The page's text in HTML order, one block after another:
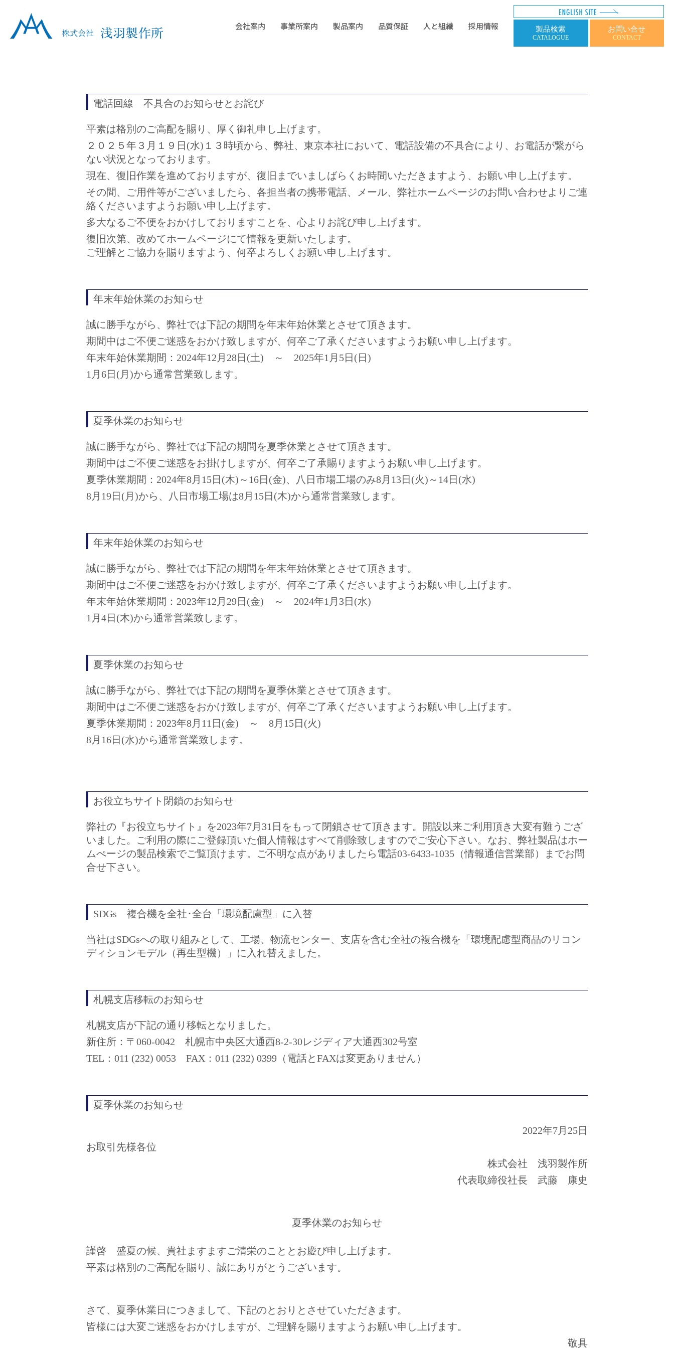
会社案内 事業所案内 製品案内 品質保証 人と組織 採用情報 製品検索
CATALOGUE
お問い合せ
CONTACT
電話回線 不具合のお知らせとお詫び
平素は格別のご高配を賜り、厚く御礼申し上げます。
２０２５年３月１９日(水)１３時頃から、弊社、東京本社において、電話設備の不具合により、お電話が繋がら
ない状況となっております。
現在、復旧作業を進めておりますが、復旧までいましばらくお時間いただきますよう、お願い申し上げます。
その間、ご用件等がございましたら、各担当者の携帯電話、メール、弊社ホームページのお問い合わせよりご連
絡くださいますようお願い申し上げます。
多大なるご不便をおかけしておりますことを、心よりお詫び申し上げます。
復旧次第、改めてホームページにて情報を更新いたします。
ご理解とご協力を賜りますよう、何卒よろしくお願い申し上げます。
年末年始休業のお知らせ
誠に勝手ながら、弊社では下記の期間を年末年始休業とさせて頂きます。
期間中はご不便ご迷惑をおかけ致しますが、何卒ご了承くださいますようお願い申し上げます。
年末年始休業期間：2024年12月28日(土) ～ 2025年1月5日(日)
1月6日(月)から通常営業致します。
夏季休業のお知らせ
誠に勝手ながら、弊社では下記の期間を夏季休業とさせて頂きます。
期間中はご不便ご迷惑をお掛けしますが、何卒ご了承賜りますようお願い申し上げます。
夏季休業期間：2024年8月15日(木)～16日(金)、八日市場工場のみ8月13日(火)～14日(水)
8月19日(月)から、八日市場工場は8月15日(木)から通常営業致します。
年末年始休業のお知らせ
誠に勝手ながら、弊社では下記の期間を年末年始休業とさせて頂きます。
期間中はご不便ご迷惑をおかけ致しますが、何卒ご了承くださいますようお願い申し上げます。
年末年始休業期間：2023年12月29日(金) ～ 2024年1月3日(水)
1月4日(木)から通常営業致します。
夏季休業のお知らせ
誠に勝手ながら、弊社では下記の期間を夏季休業とさせて頂きます。
期間中はご不便ご迷惑をおかけ致しますが、何卒ご了承くださいますようお願い申し上げます。
夏季休業期間：2023年8月11日(金) ～ 8月15日(火)
8月16日(水)から通常営業致します。
お役立ちサイト閉鎖のお知らせ
弊社の『お役立ちサイト』を2023年7月31日をもって閉鎖させて頂きます。開設以来ご利用頂き大変有難うござ
いました。ご利用の際にご登録頂いた個人情報はすべて削除致しますのでご安心下さい。なお、弊社製品はホー
ムぺージの製品検索でご覧頂けます。ご不明な点がありましたら電話03-6433-1035（情報通信営業部）までお問
合せ下さい。
SDGs 複合機を全社･全台「環境配慮型」に入替
当社はSDGsへの取り組みとして、工場、物流センター、支店を含む全社の複合機を「環境配慮型商品のリコン
ディションモデル（再生型機）」に入れ替えました。
札幌支店移転のお知らせ
札幌支店が下記の通り移転となりました。
新住所：〒060-0042 札幌市中央区大通西8-2-30レジディア大通西302号室
TEL：011 (232) 0053 FAX：011 (232) 0399（電話とFAXは変更ありません）
夏季休業のお知らせ
2022年7月25日
お取引先様各位
株式会社 浅羽製作所
代表取締役社長 武藤 康史
夏季休業のお知らせ
謹啓 盛夏の候、貴社ますますご清栄のこととお慶び申し上げます。
平素は格別のご高配を賜り、誠にありがとうございます。
さて、夏季休業日につきまして、下記のとおりとさせていただきます。
皆様には大変ご迷惑をおかけしますが、ご理解を賜りますようお願い申し上げます。
敬具